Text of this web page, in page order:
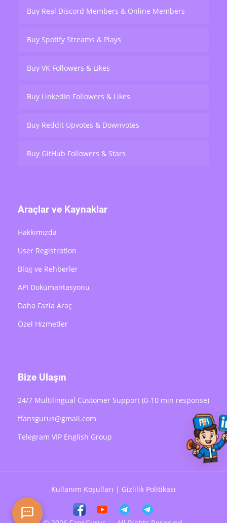
Buy Real Discord Members & Online Members
Buy Spotify Streams & Plays
Buy VK Followers & Likes
Buy LinkedIn Followers & Likes
Buy Reddit Upvotes & Downvotes
Buy GitHub Followers & Stars
Araçlar ve Kaynaklar
Hakkımızda
User Registration
Blog ve Rehberler
API Dokümantasyonu
Daha Fazla Araç
Özel Hizmetler
Bize Ulaşın
24/7 Multilingual Customer Support (0-10 min response)
ffansgurus@gmail.com
Telegram VIP English Group
Kullanım Koşulları | Gizlilik Politikası